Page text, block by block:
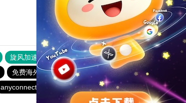
旋风加速度器 快连加速器
原子加速器
免费海外pvn加速器 蜜蜂加速器
青柠加速器
anyconnect 银河加速器
暴雪加速器